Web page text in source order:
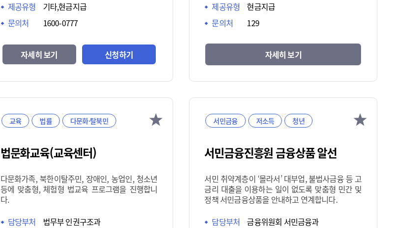
제공유형
기타,현금지급
문의처
1600-0777
자세히 보기 신청하기
제공유형
현금지급
문의처
129
자세히 보기
교육 법률 다문화·탈북민
법문화교육(교육센터)
다문화가족, 북한이탈주민, 장애인, 농업인, 청소년
등에 맞춤형, 체험형 법교육 프로그램을 진행합니
다.
담당부처
법무부 인권구조과
서민금융 저소득 청년
서민금융진흥원 금융상품 알선
서민 취약계층이 ‘몰라서’ 대부업, 불법사금융 등 고
금리 대출을 이용하는 일이 없도록 맞춤형 민간 및
정책 서민금융상품을 안내하고 연계합니다.
담당부처
금융위원회 서민금융과